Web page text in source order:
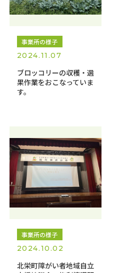
事業所の様子
2024.11.07
ブロッコリーの収穫・選
果作業をおこなっていま
す。
事業所の様子
2024.10.02
北栄町障がい者地域自立